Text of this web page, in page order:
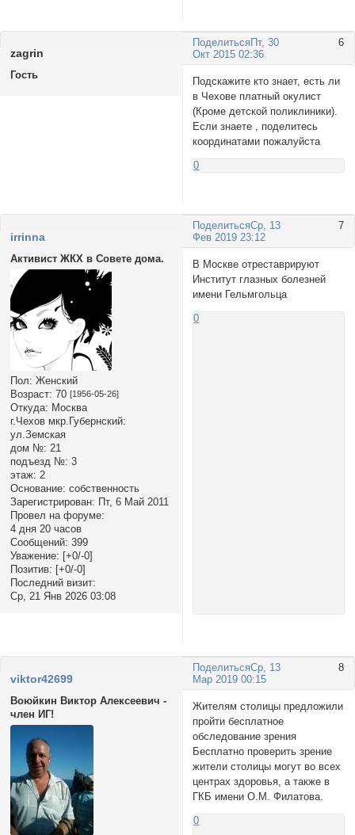
Поделиться 6
Пт, 30
Окт 2015 02:36
zagrin
Гость
Подскажите кто знает, есть ли
в Чехове платный окулист
(Кроме детской поликлиники).
Если знаете , поделитесь
координатами пожалуйста
0
Поделиться 7
Ср, 13
Фев 2019 23:12
irrinna
Активист ЖКХ в Совете дома.
Пол: Женский
Возраст: 70 [1956-05-26]
Откуда: Москва
г.Чехов мкр.Губернский:
ул.Земская
дом №: 21
подъезд №: 3
этаж: 2
Основание: собственность
Зарегистрирован: Пт, 6 Май 2011
Провел на форуме:
4 дня 20 часов
Сообщений: 399
Уважение: [+0/-0]
Позитив: [+0/-0]
Последний визит:
Ср, 21 Янв 2026 03:08
В Москве отреставрируют
Институт глазных болезней
имени Гельмгольца
0
Поделиться 8
Ср, 13
Мар 2019 00:15
viktor42699
Воюйкин Виктор Алексеевич -
член ИГ!
Жителям столицы предложили
пройти бесплатное
обследование зрения
Бесплатно проверить зрение
жители столицы могут во всех
центрах здоровья, а также в
ГКБ имени О.М. Филатова.
0